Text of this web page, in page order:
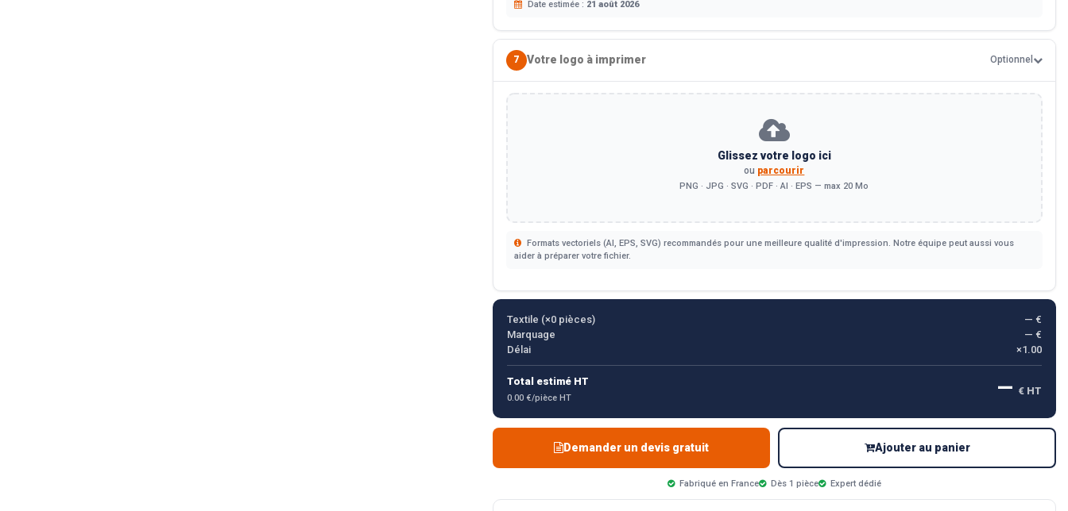
Date estimée : 21 août 2026
7 Votre logo à imprimer Optionnel
Glissez votre logo ici
ou parcourir
PNG · JPG · SVG · PDF · AI · EPS — max 20 Mo
Formats vectoriels (AI, EPS, SVG) recommandés pour une meilleure qualité d'impression. Notre équipe peut aussi vous
aider à préparer votre fichier.
Textile (×0pièces)
— €
Marquage
— €
Délai
×1.00
Total estimé HT
0.00 €/pièce HT — € HT
Demander un devis gratuit Ajouter au panier
Fabriqué en France Dès 1 pièce Expert dédié